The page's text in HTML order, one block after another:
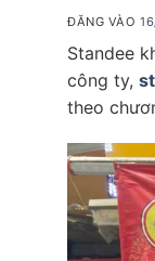
ĐĂNG VÀO
Standee
công ty,
theo